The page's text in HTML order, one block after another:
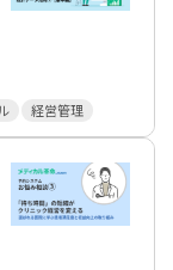
経営管理